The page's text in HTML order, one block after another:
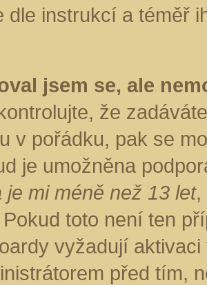
dle instrukcí a téměř
jsem se, ale
že
v pořádku, pak se
je umožněna
mi méně než 13 let,
toto není ten
vyžadují
před tím,